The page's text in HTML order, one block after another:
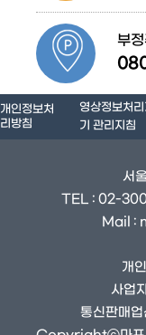
부
개인정보처
리방침
영상정보처리
기 관리지침
서
TEL : 02-
Mail :
개
사업
통신판매